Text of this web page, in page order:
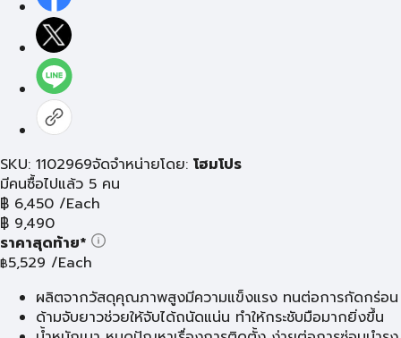
SKU: 1102969จัดจำหน่ายโดย: โฮมโปร
มีคนซื้อไปแล้ว 5 คน
฿ 6,450 /Each
฿ 9,490
ราคาสุดท้าย*
฿5,529 /Each
ผลิตจากวัสดุคุณภาพสูงมีความแข็งแรง ทนต่อการกัดกร่อน
ด้ามจับยาวช่วยให้จับได้ถนัดแน่น ทำให้กระชับมือมากยิ่งขึ้น